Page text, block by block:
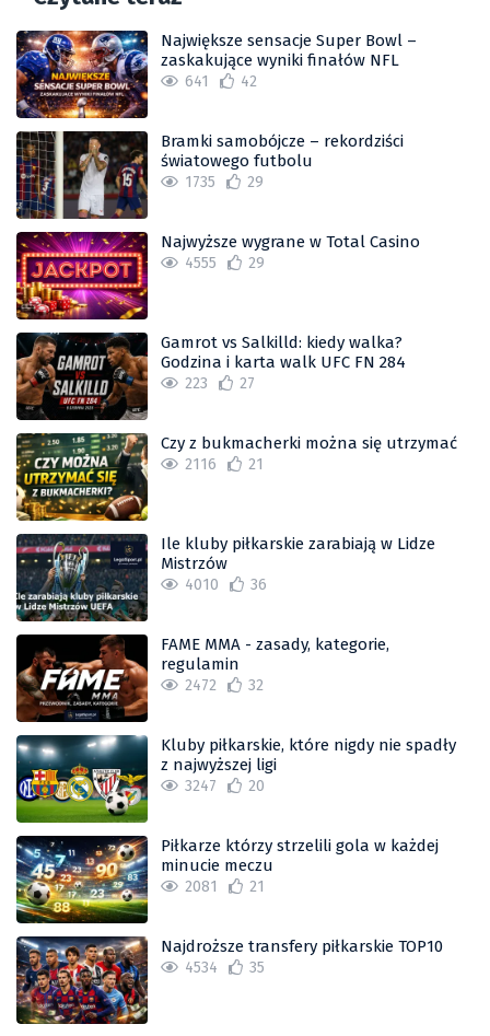
Największe sensacje Super Bowl –
zaskakujące wyniki finałów NFL
641 42
Bramki samobójcze – rekordziści
światowego futbolu
1735 29
Najwyższe wygrane w Total Casino
4555 29
Gamrot vs Salkilld: kiedy walka?
Godzina i karta walk UFC FN 284
223 27
Czy z bukmacherki można się utrzymać
2116 21
Ile kluby piłkarskie zarabiają w Lidze
Mistrzów
4010 36
FAME MMA - zasady, kategorie,
regulamin
2472 32
Kluby piłkarskie, które nigdy nie spadły
z najwyższej ligi
3247 20
Piłkarze którzy strzelili gola w każdej
minucie meczu
2081 21
Najdroższe transfery piłkarskie TOP10
4534 35